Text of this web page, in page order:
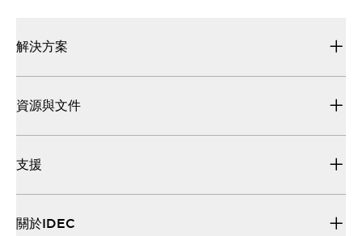
解決方案
資源與文件
支援
關於IDEC